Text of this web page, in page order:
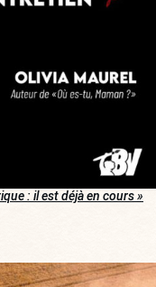
: il est déjà en cours »